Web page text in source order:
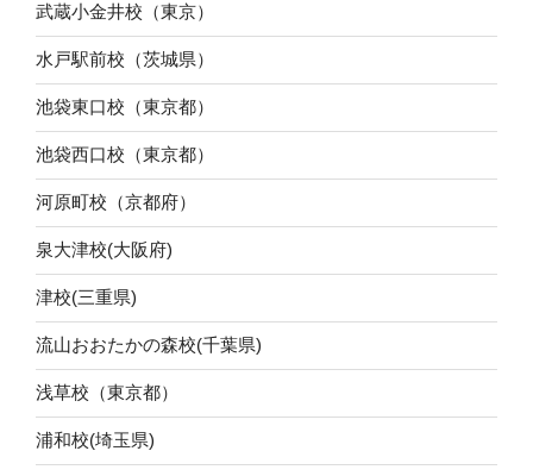
武蔵小金井校（東京）
水戸駅前校（茨城県）
池袋東口校（東京都）
池袋西口校（東京都）
河原町校（京都府）
泉大津校(大阪府)
津校(三重県)
流山おおたかの森校(千葉県)
浅草校（東京都）
浦和校(埼玉県)